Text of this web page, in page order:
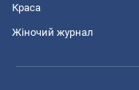
Краса
Жіночий журнал